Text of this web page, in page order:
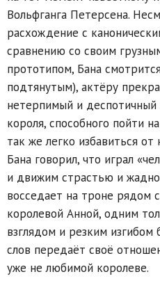
Вольфганга Петерсена.
расхождение с
сравнению со своим
прототипом, Бана
подтянутым), актёру
нетерпимый и деспотичный
короля, способного пойти
так же легко избавиться
Бана говорил, что играл
и движим страстью и
восседает на троне рядом
королевой Анной, одним
взглядом и резким изгибом
слов передаёт своё
уже не любимой королеве.